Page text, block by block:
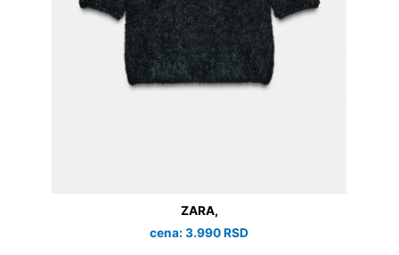
ZARA,
cena: 3.990 RSD